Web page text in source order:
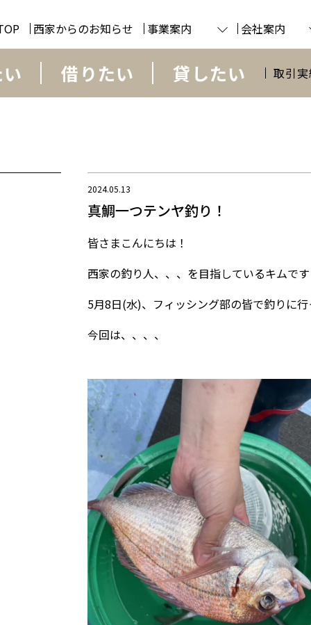
西家からのお知らせ 事業案内 会社案内
借りたい 貸したい 取引
真鯛一つテンヤ釣り！
2024.05.13
皆さまこんにちは！
西家の釣り人、、、を目指しているキムで
5月8日(水)、フィッシング部の皆で釣りに
今回は、、、、